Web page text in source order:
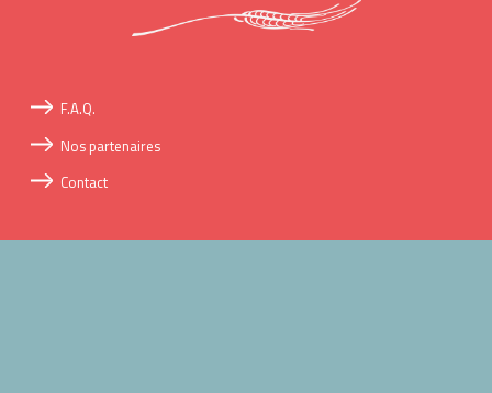
F.A.Q.
Nos partenaires
Contact